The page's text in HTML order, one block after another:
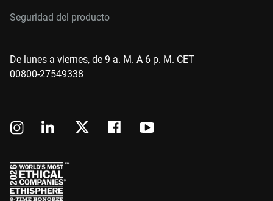
Seguridad del producto
De lunes a viernes, de 9 a. M. A 6 p. M. CET
00800-27549338